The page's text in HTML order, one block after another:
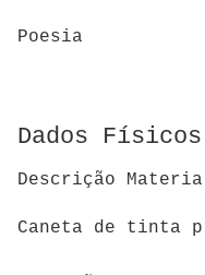
Poesia
Dados Físicos
Descrição
Caneta de tinta